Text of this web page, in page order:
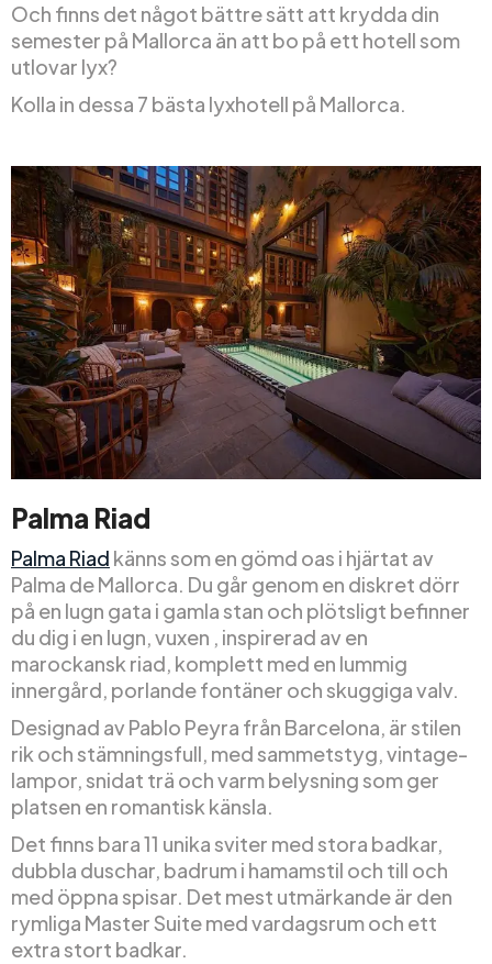
Och finns det något bättre sätt att krydda din
semester på Mallorca än att bo på ett hotell som
utlovar lyx?
Kolla in dessa 7 bästa lyxhotell på Mallorca.
Palma Riad
Palma Riad känns som en gömd oas i hjärtat av
Palma de Mallorca. Du går genom en diskret dörr
på en lugn gata i gamla stan och plötsligt befinner
du dig i en lugn, vuxen , inspirerad av en
marockansk riad, komplett med en lummig
innergård, porlande fontäner och skuggiga valv.
Designad av Pablo Peyra från Barcelona, är stilen
rik och stämningsfull, med sammetstyg, vintage-
lampor, snidat trä och varm belysning som ger
platsen en romantisk känsla.
Det finns bara 11 unika sviter med stora badkar,
dubbla duschar, badrum i hamamstil och till och
med öppna spisar. Det mest utmärkande är den
rymliga Master Suite med vardagsrum och ett
extra stort badkar.